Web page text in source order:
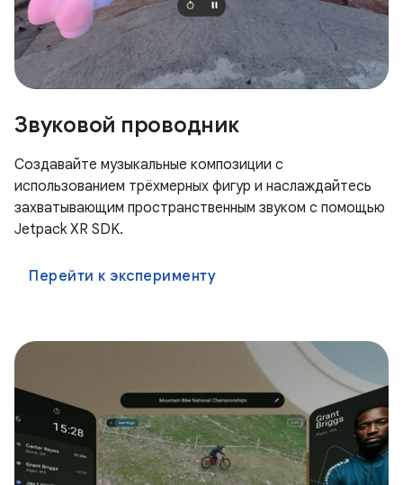
Звуковой проводник
Создавайте музыкальные композиции с
использованием трёхмерных фигур и наслаждайтесь
захватывающим пространственным звуком с помощью
Jetpack XR SDK.
Перейти к эксперименту